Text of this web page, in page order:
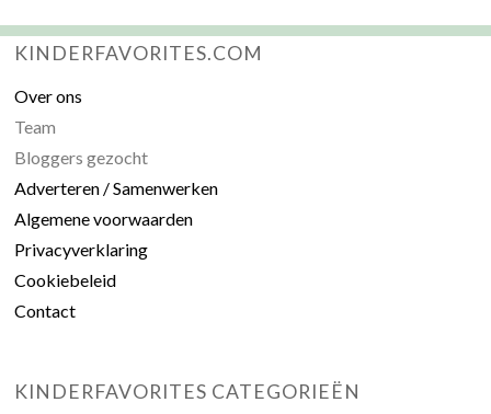
KINDERFAVORITES.COM
Over ons
Team
Bloggers gezocht
Adverteren / Samenwerken
Algemene voorwaarden
Privacyverklaring
Cookiebeleid
Contact
KINDERFAVORITES CATEGORIEËN